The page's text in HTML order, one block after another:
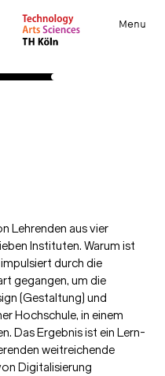
Menu
Lehrenden aus vier
Instituten. Warum ist
durch die
gegangen, um die
(Gestaltung) und
Hochschule, in einem
Das Ergebnis ist ein Lern-
weitreichende
Digitalisierung